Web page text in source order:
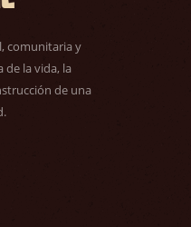
comunitaria y
de la vida, la
de una